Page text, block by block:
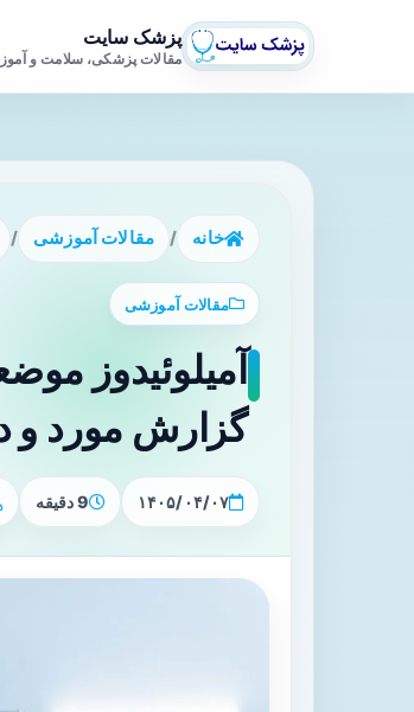
پزشک سایت
مقالات پزشکی، سلامت و
خانه / مقالات آموزشی /
مقالات آموزشی
آمیلوئیدوز
گزارش مورد و
۱۴۰۵/۰۴/۰۷ 9 دقیقه